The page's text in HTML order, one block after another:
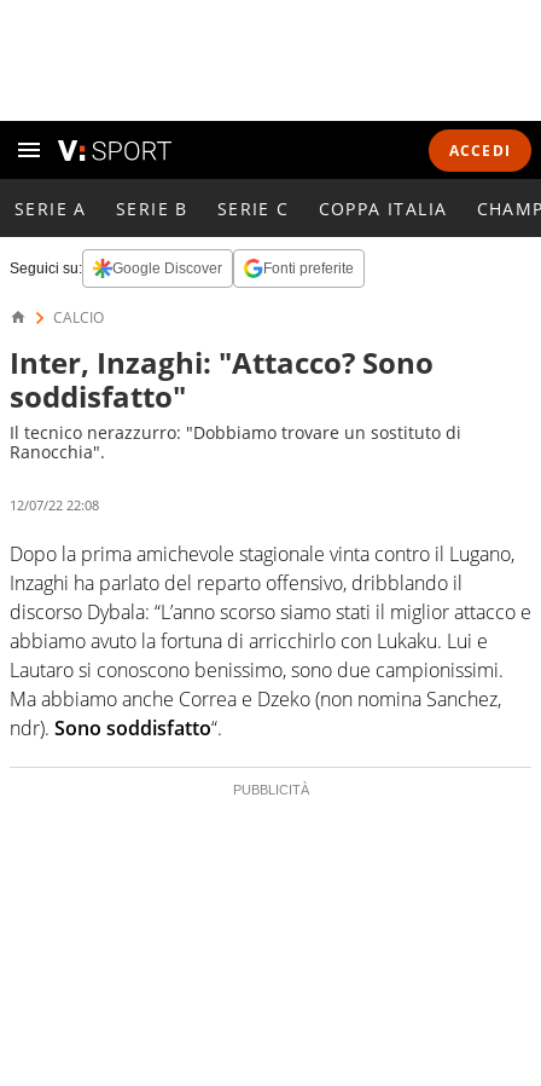
ACCEDI
SERIE A SERIE B SERIE C COPPA ITALIA
Seguici su: Google Discover Fonti preferite
CALCIO
Inter, Inzaghi: "Attacco? Sono
soddisfatto"
Il tecnico nerazzurro: "Dobbiamo trovare un sostituto di
Ranocchia".
12/07/22 22:08
Dopo la prima amichevole stagionale vinta contro il Lugano,
Inzaghi ha parlato del reparto offensivo, dribblando il
discorso Dybala: “L’anno scorso siamo stati il miglior attacco e
abbiamo avuto la fortuna di arricchirlo con Lukaku. Lui e
Lautaro si conoscono benissimo, sono due campionissimi.
Ma abbiamo anche Correa e Dzeko (non nomina Sanchez,
ndr). Sono soddisfatto“.